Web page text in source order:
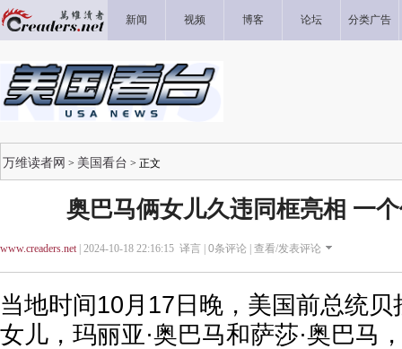
新闻 视频 博客 论坛 分类广告
万维读者网 > 美国看台 > 正文
奥巴马俩女儿久违同框亮相 一
www.creaders.net| 2024-10-18 22:16:15 译言 | 0条评论 | 查看/发表评论
当地时间10月17日晚，美国前总统贝
女儿，玛丽亚·奥巴马和萨莎·奥巴马